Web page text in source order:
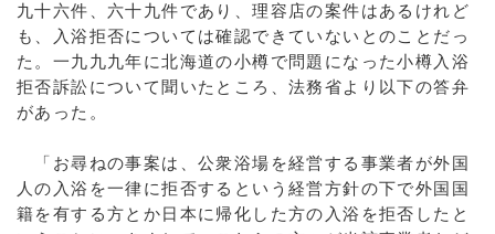
九十六件、六十九件であり、理容店の案件はあるけれど
も、入浴拒否については確認できていないとのことだっ
た。一九九九年に北海道の小樽で問題になった小樽入浴
拒否訴訟について聞いたところ、法務省より以下の答弁
があった。
「お尋ねの事案は、公衆浴場を経営する事業者が外国
人の入浴を一律に拒否するという経営方針の下で外国国
籍を有する方とか日本に帰化した方の入浴を拒否したと